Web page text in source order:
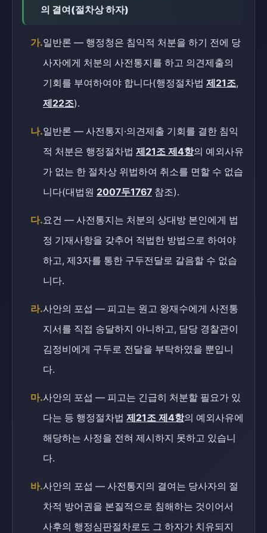
의 결여(절차상 하자)
가.일반론 — 행정청은 침익적 처분을 하기 전에 당
사자에게 처분의 사전통지를 하고 의견제출의
기회를 부여하여야 합니다(행정절차법 제21조,
제22조).
나.일반론 — 사전통지·의견제출 기회를 결한 침익
적 처분은 행정절차법 제21조 제4항의 예외사유
가 없는 한 절차상 위법하여 취소를 면할 수 없습
니다(대법원 2007두1767 참조).
다.요건 — 사전통지는 처분의 상대방 본인에게 법
정 기재사항을 갖추어 적법한 방법으로 하여야
하고, 제3자를 통한 구두전달로 갈음할 수 없습
니다.
라.사안의 포섭 — 피고는 원고 왕재수에게 사전통
지서를 직접 송달하지 아니하고, 담당 경찰관이
김정비에게 구두로 전달을 부탁하였을 뿐입니
다.
마.사안의 포섭 — 피고는 긴급히 처분할 필요가 있
다는 등 행정절차법 제21조 제4항의 예외사유에
해당하는 사정을 전혀 제시하지 못하고 있습니
다.
바.사안의 포섭 — 사전통지의 결여는 당사자의 절
차적 방어권을 본질적으로 침해하는 것이어서
사후의 행정심판절차로도 그 하자가 치유되지